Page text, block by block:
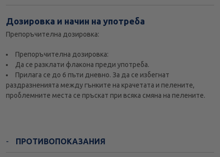
Дозировка и начин на употреба
Препоръчителна дозировка:
Препоръчителна дозировка:
Да се разклати флакона преди употреба.
Прилага се до 6 пъти дневно. За да се избегнат
раздразненията между гънките на крачетата и пелените,
проблемните места се пръскат при всяка смяна на пелените.
ПРОТИВОПОКАЗАНИЯ